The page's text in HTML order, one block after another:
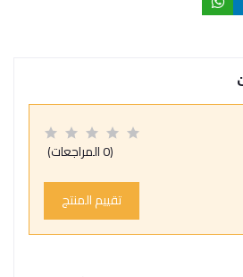
(0 المراجعات)
تقييم المنتج